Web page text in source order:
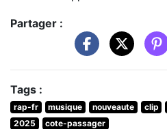
Partager :
Tags :
rap-fr musique nouveaute clip
2025
cote-passager